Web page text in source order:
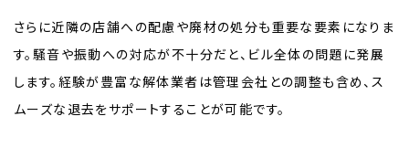
さらに近隣の店舗への配慮や廃材の処分も重要な要素になりま
す。騒音や振動への対応が不十分だと、ビル全体の問題に発展
します。経験が豊富な解体業者は管理会社との調整も含め、ス
ムーズな退去をサポートすることが可能です。